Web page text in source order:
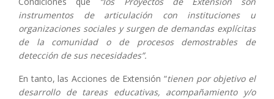
instrumentos de articulación con instituciones u
organizaciones sociales y surgen de demandas explícitas
de la comunidad o de procesos demostrables de
detección de sus necesidades”.
En tanto, las Acciones de Extensión “tienen por objetivo el
desarrollo de tareas educativas, acompañamiento y/o